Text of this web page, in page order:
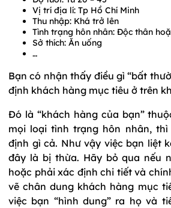
Vị trí địa lí: Tp Hồ Chí Minh
Thu nhập: Khá trở lên
Tình trạng hôn nhân: Độc thân
Sở thích: Ăn uống
…
Bạn có nhận thấy điều gì “bất
định khách hàng mục tiêu ở trên
Đó là “khách hàng của bạn”
mọi loại tình trạng hôn nhân,
định gì cả. Như vậy việc bạn liệt
đây là bị thừa. Hãy bỏ qua nếu
hoặc phải xác định chi tiết và
vẽ chân dung khách hàng mục
việc bạn “hình dung” ra họ và